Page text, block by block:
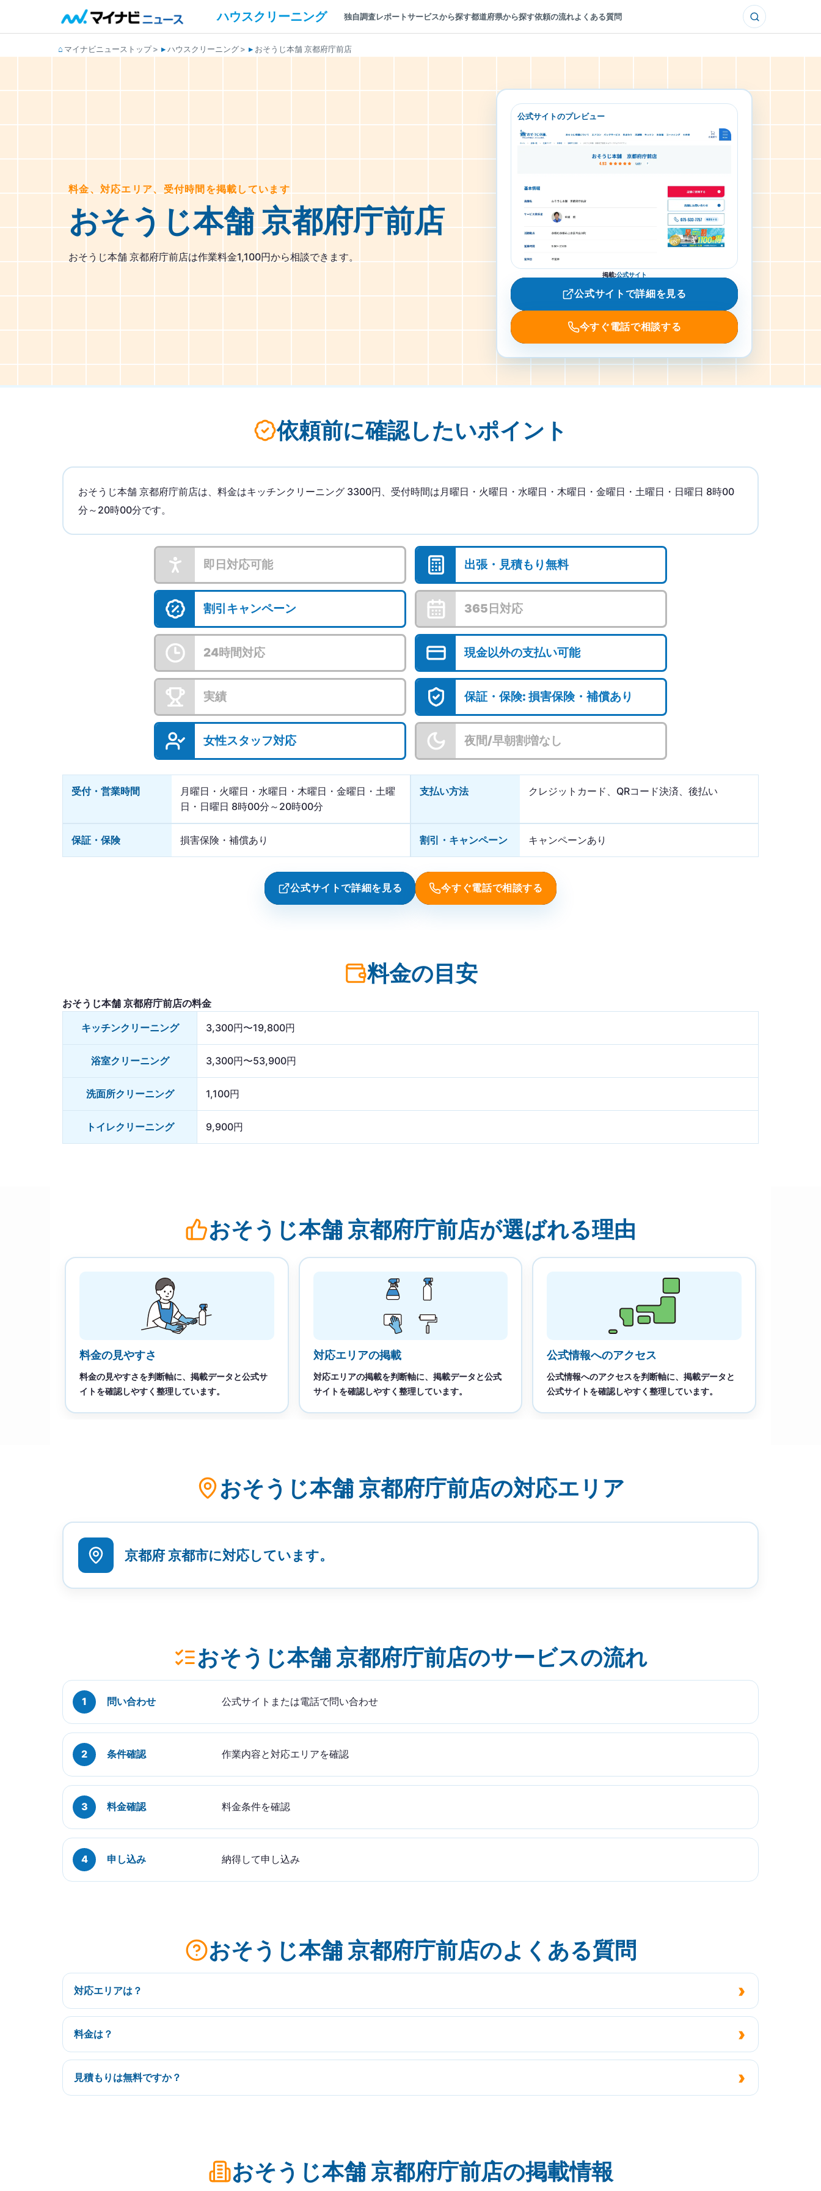
ハウスクリーニング 独自調査レポートサービスから探す都道府県から探す依頼の流れよくある質問
マイナビニューストップ ハウスクリーニング おそうじ本舗 京都府庁前店
料金、対応エリア、受付時間を掲載しています
おそうじ本舗 京都府庁前店
おそうじ本舗 京都府庁前店は作業料金1,100円から相談できます。
公式サイトのプレビュー
掲載:公式サイト
公式サイトで詳細を見る
今すぐ電話で相談する
依頼前に確認したいポイント
おそうじ本舗 京都府庁前店は、料金はキッチンクリーニング 3300円、受付時間は月曜日・火曜日・水曜日・木曜日・金曜日・土曜日・日曜日 8時00
分～20時00分です。
即日対応可能 出張・見積もり無料
割引キャンペーン 365日対応
24時間対応 現金以外の支払い可能
実績 保証・保険: 損害保険・補償あり
女性スタッフ対応 夜間/早朝割増なし
受付・営業時間
月曜日・火曜日・水曜日・木曜日・金曜日・土曜
日・日曜日 8時00分～20時00分
支払い方法 クレジットカード、QRコード決済、後払い
保証・保険 損害保険・補償あり 割引・キャンペーン キャンペーンあり
公式サイトで詳細を見る 今すぐ電話で相談する
料金の目安
おそうじ本舗 京都府庁前店の料金
キッチンクリーニング
3,300円〜19,800円
浴室クリーニング 3,300円〜53,900円
洗面所クリーニング 1,100円
トイレクリーニング 9,900円
おそうじ本舗 京都府庁前店が選ばれる理由
料金の見やすさ
料金の見やすさを判断軸に、掲載データと公式サ
イトを確認しやすく整理しています。
対応エリアの掲載
対応エリアの掲載を判断軸に、掲載データと公式
サイトを確認しやすく整理しています。
公式情報へのアクセス
公式情報へのアクセスを判断軸に、掲載データと
公式サイトを確認しやすく整理しています。
おそうじ本舗 京都府庁前店の対応エリア
京都府 京都市に対応しています。
おそうじ本舗 京都府庁前店のサービスの流れ
問い合わせ 公式サイトまたは電話で問い合わせ
条件確認 作業内容と対応エリアを確認
料金確認 料金条件を確認
申し込み 納得して申し込み
おそうじ本舗 京都府庁前店のよくある質問
対応エリアは？
料金は？
見積もりは無料ですか？
おそうじ本舗 京都府庁前店の掲載情報